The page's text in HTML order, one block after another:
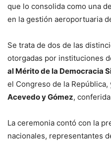
que lo consolida como una
en la gestión aeroportuaria
Se trata de dos de las
otorgadas por instituciones
al Mérito de la Democracia
el Congreso de la República,
Acevedo y Gómez,
La ceremonia contó con la
nacionales, representantes